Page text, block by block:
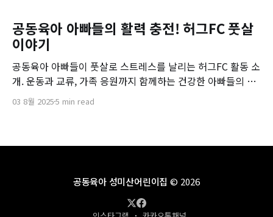
공동육아 아빠들의 활력 충전! 허그FC 풋살
이야기
공동육아 아빠들이 풋살로 스트레스를 날리는 허그FC 활동 소
개. 운동과 교류, 가족 응원까지 함께하는 건강한 아빠들의 일
상!
03 8월 20255 min read
공동육아 성미산어린이집 © 2026